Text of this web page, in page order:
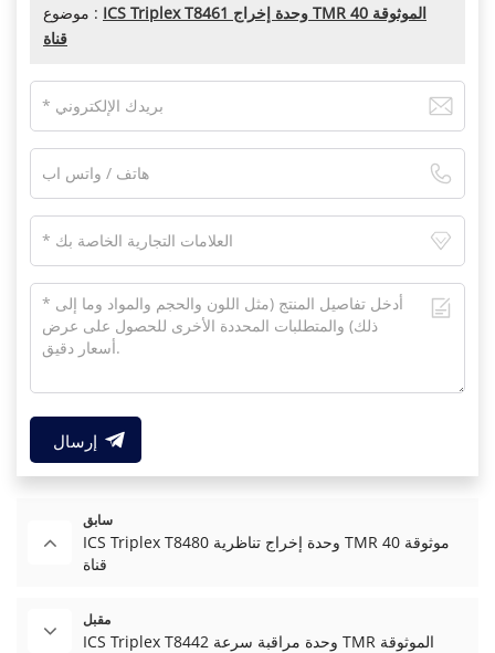
موضوع : ICS Triplex T8461 وحدة إخراج TMR الموثوقة 40
قناة
إرسال
سابق
ICS Triplex T8480 وحدة إخراج تناظرية TMR موثوقة 40
قناة
مقبل
ICS Triplex T8442 وحدة مراقبة سرعة TMR الموثوقة